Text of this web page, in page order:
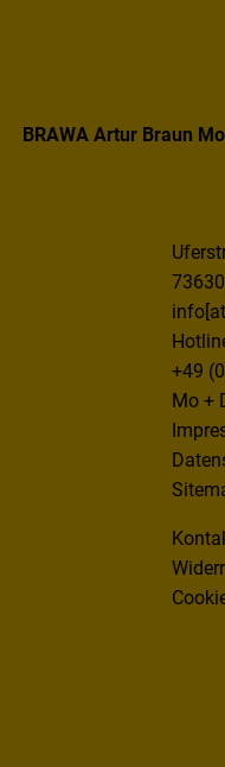
BRAWA Artur Braun
+49
Mo +